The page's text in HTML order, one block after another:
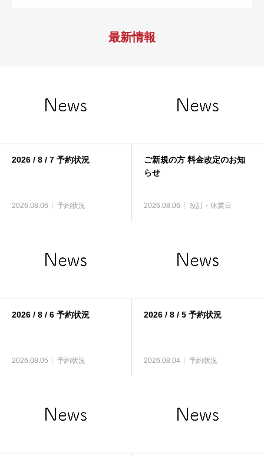
最新情報
2026 / 8 / 7 予約状況
2026.08.06 予約状況
ご新規の方 料金改定のお知
らせ
2026.08.06 改訂・休業日
2026 / 8 / 6 予約状況
2026.08.05 予約状況
2026 / 8 / 5 予約状況
2026.08.04 予約状況